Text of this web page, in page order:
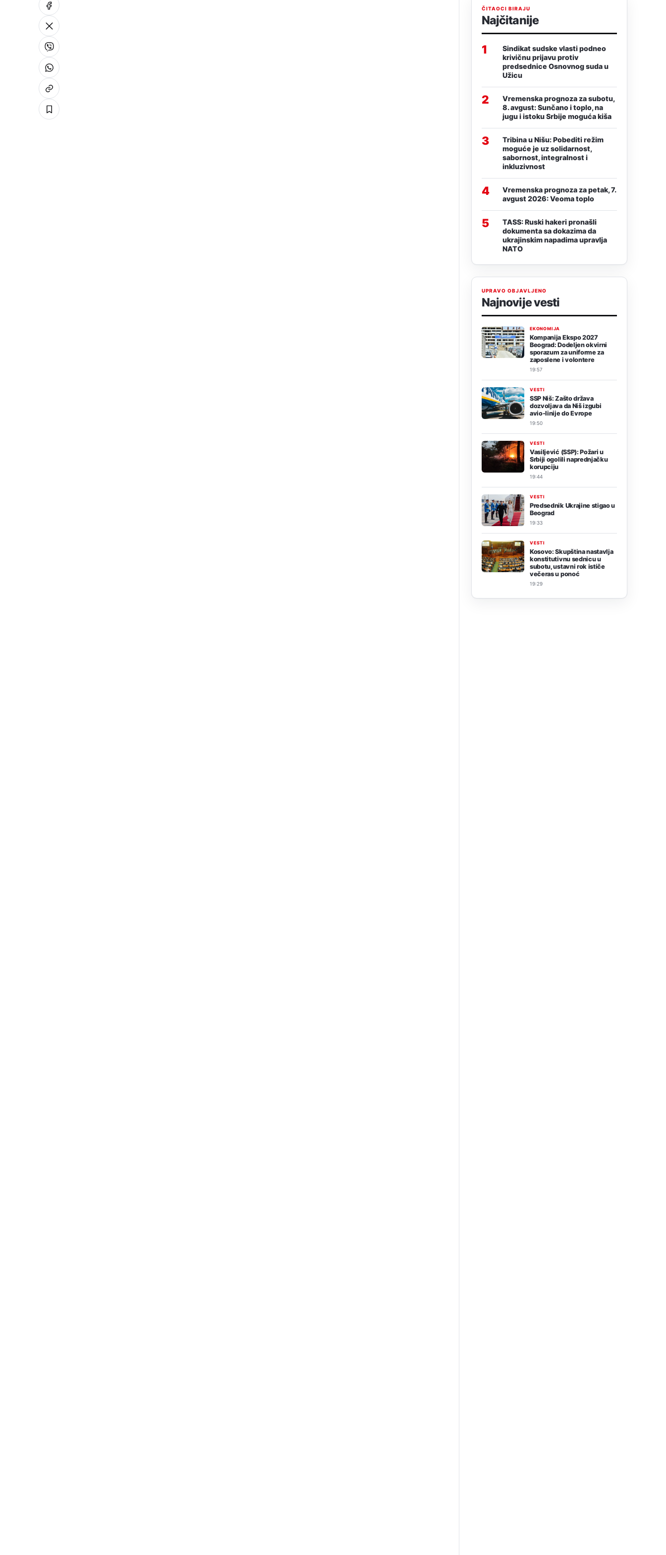
ČITAOCI BIRAJU
Najčitanije
1
Sindikat sudske vlasti podneo
krivičnu prijavu protiv
predsednice Osnovnog suda u
Užicu
2
Vremenska prognoza za subotu,
8. avgust: Sunčano i toplo, na
jugu i istoku Srbije moguća kiša
3
Tribina u Nišu: Pobediti režim
moguće je uz solidarnost,
sabornost, integralnost i
inkluzivnost
4
Vremenska prognoza za petak, 7.
avgust 2026: Veoma toplo
5
TASS: Ruski hakeri pronašli
dokumenta sa dokazima da
ukrajinskim napadima upravlja
NATO
UPRAVO OBJAVLJENO
Najnovije vesti
EKONOMIJA
Kompanija Ekspo 2027
Beograd: Dodeljen okvirni
sporazum za uniforme za
zaposlene i volontere
19:57
VESTI
SSP Niš: Zašto država
dozvoljava da Niš izgubi
avio-linije do Evrope
19:50
VESTI
Vasiljević (SSP): Požari u
Srbiji ogolili naprednjačku
korupciju
19:44
VESTI
Predsednik Ukrajine stigao u
Beograd
19:33
VESTI
Kosovo: Skupština nastavlja
konstitutivnu sednicu u
subotu, ustavni rok ističe
večeras u ponoć
19:29